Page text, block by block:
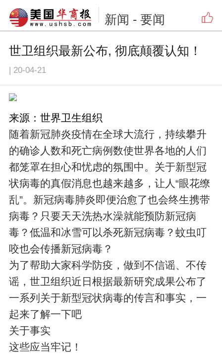
新闻 - 要闻
世卫组织最新公布, 彻底颠覆认知！
| 20-04-21
来源：世界卫生组织
随着新冠肺炎疫情在全球大流行，持续攀升
的确诊人数和死亡病例数使世界各地的人们
都笼罩在担心和忧虑的氛围中。关于新型冠
状病毒的真假消息也越来越多，让人“眼花缭
乱”。新冠病毒肺炎即便治愈了也会终生携带
病毒？只要天天洗热水澡就能预防新冠病
毒？低温和冰雪可以杀死新冠病毒？蚊虫叮
咬也会传播新冠病毒？
为了帮助大家科学防疫，做到不信谣、不传
谣，世卫组织近日根据最新研究成果公布了
一系列关于新型冠状病毒的传言和事实，一
起来了解一下吧
关于事实
这些应当牢记！